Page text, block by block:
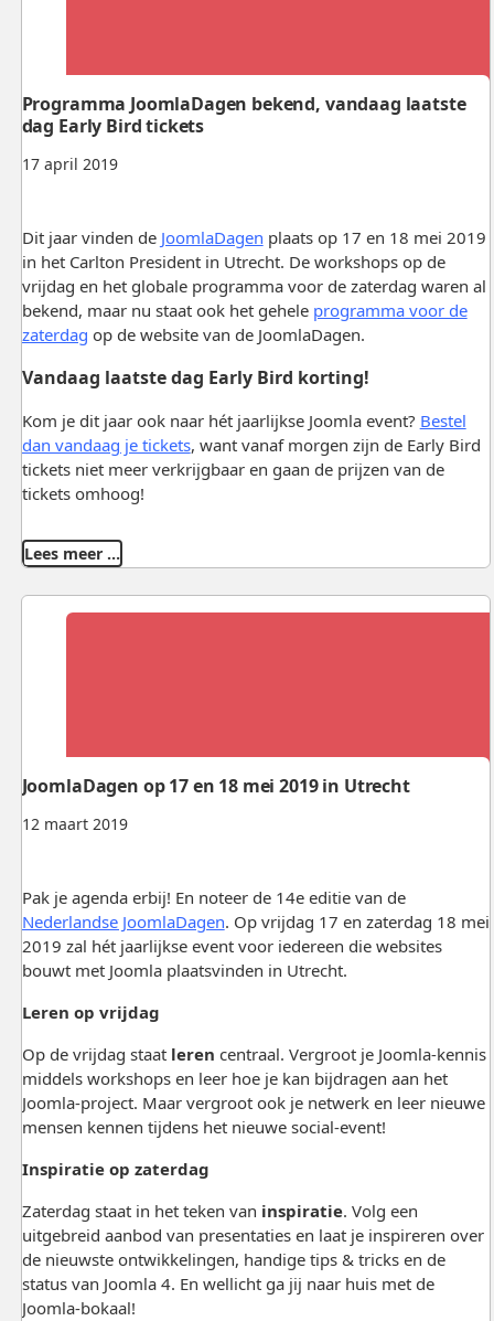
17 april 2019
Programma JoomlaDagen bekend, vandaag laatste
dag Early Bird tickets
Dit jaar vinden de JoomlaDagen plaats op 17 en 18 mei 2019
in het Carlton President in Utrecht. De workshops op de
vrijdag en het globale programma voor de zaterdag waren al
bekend, maar nu staat ook het gehele programma voor de
zaterdag op de website van de JoomlaDagen.
Vandaag laatste dag Early Bird korting!
Kom je dit jaar ook naar hét jaarlijkse Joomla event? Bestel
dan vandaag je tickets, want vanaf morgen zijn de Early Bird
tickets niet meer verkrijgbaar en gaan de prijzen van de
tickets omhoog!
Lees meer …
12 maart 2019
JoomlaDagen op 17 en 18 mei 2019 in Utrecht
Pak je agenda erbij! En noteer de 14e editie van de
Nederlandse JoomlaDagen. Op vrijdag 17 en zaterdag 18 mei
2019 zal hét jaarlijkse event voor iedereen die websites
bouwt met Joomla plaatsvinden in Utrecht.
Leren op vrijdag
Op de vrijdag staat leren centraal. Vergroot je Joomla-kennis
middels workshops en leer hoe je kan bijdragen aan het
Joomla-project. Maar vergroot ook je netwerk en leer nieuwe
mensen kennen tijdens het nieuwe social-event!
Inspiratie op zaterdag
Zaterdag staat in het teken van inspiratie. Volg een
uitgebreid aanbod van presentaties en laat je inspireren over
de nieuwste ontwikkelingen, handige tips & tricks en de
status van Joomla 4. En wellicht ga jij naar huis met de
Joomla-bokaal!